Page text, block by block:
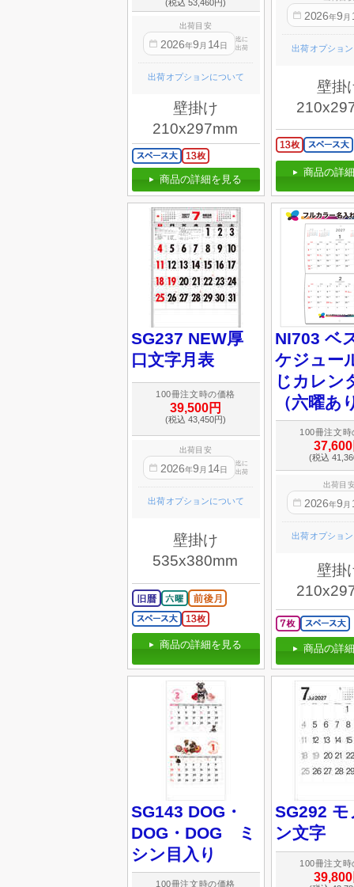
(税込 53,460円)
出荷目安
2026年9 月 14日
迄に
出荷
出荷オプションについて
壁掛け
210x297mm
商品の詳細を見る
2026年9 月
出荷オプショ
壁掛
商品の詳
SG237 NEW厚
口文字月表
100冊注文時の価格
39,500円
(税込 43,450円)
出荷目安
2026年9 月 14日
迄に
出荷
出荷オプションについて
壁掛け
535x380mm
商品の詳細を見る
NI703 ベ
ケジュー
じカレン
（六曜あ
100冊注文時
(税込
出荷目
2026年9 月
出荷オプショ
壁掛
商品の詳
SG143 DOG・
DOG・DOG ミ
シン目入り
100冊注文時の価格
SG292
ン文字
100冊注文時